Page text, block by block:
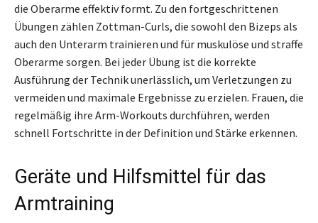
die Oberarme effektiv formt. Zu den fortgeschrittenen
Übungen zählen Zottman-Curls, die sowohl den Bizeps als
auch den Unterarm trainieren und für muskulöse und straffe
Oberarme sorgen. Bei jeder Übung ist die korrekte
Ausführung der Technik unerlässlich, um Verletzungen zu
vermeiden und maximale Ergebnisse zu erzielen. Frauen, die
regelmäßig ihre Arm-Workouts durchführen, werden
schnell Fortschritte in der Definition und Stärke erkennen.
Geräte und Hilfsmittel für das
Armtraining